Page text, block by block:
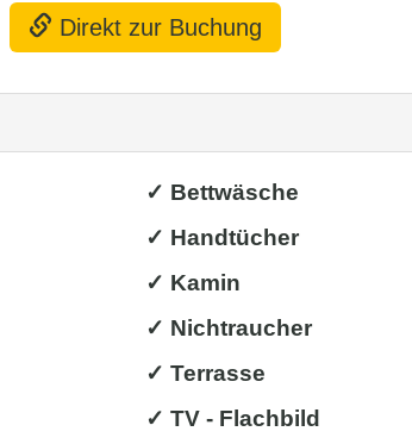
Direkt zur Buchung
✓ Bettwäsche
✓ Handtücher
✓ Kamin
✓ Nichtraucher
✓ Terrasse
✓ TV - Flachbild